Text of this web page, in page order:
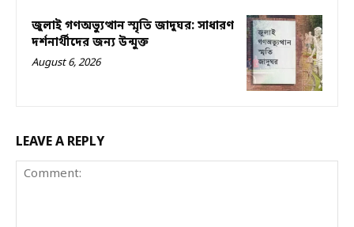
জুলাই গণঅভ্যুত্থান স্মৃতি জাদুঘর: সাধারণ
দর্শনার্থীদের জন্য উন্মুক্ত
August 6, 2026
LEAVE A REPLY